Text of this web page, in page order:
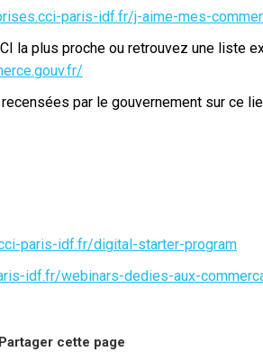
paris-idf.fr/j-aime-mes-
la plus proche ou retrouvez une liste
par le gouvernement sur ce
paris-idf.fr/digital-starter-program
idf.fr/webinars-dedies-aux-
Partager cette page